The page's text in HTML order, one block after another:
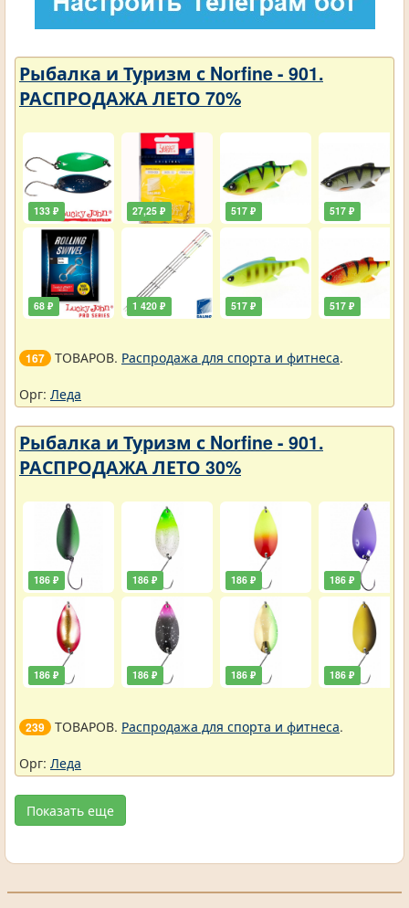
Рыбалка и Туризм с Norfine - 901.
РАСПРОДАЖА ЛЕТО 70%
133 ₽
68 ₽
27,25 ₽
1 420 ₽
517 ₽
517 ₽
517 ₽
517 ₽
167 ТОВАРОВ. Распродажа для спорта и фитнеса.
Орг: Леда
Рыбалка и Туризм с Norfine - 901.
РАСПРОДАЖА ЛЕТО 30%
186 ₽
186 ₽
186 ₽
186 ₽
186 ₽
186 ₽
186 ₽
186 ₽
239 ТОВАРОВ. Распродажа для спорта и фитнеса.
Орг: Леда
Показать еще